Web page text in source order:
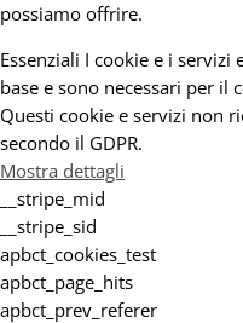
possiamo offrire.
Essenziali I cookie e i servizi
base e sono necessari per
Questi cookie e servizi non
secondo il GDPR.
Mostra dettagli
__stripe_mid
__stripe_sid
apbct_cookies_test
apbct_page_hits
apbct_prev_referer